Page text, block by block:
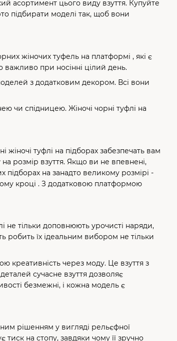
асортимент цього виду взуття. Купуйте
підбирати моделі так, щоб вони
жіночих туфель на платформі , які є
важливо при носінні цілий день.
з додатковим декором. Всі вони
чи спідницею. Жіночі чорні туфлі на
туфлі на підборах забезпечать вам
розмір взуття. Якщо ви не впевнені,
на занадто великому розмірі -
кроці . З додатковою платформою
не тільки доповнюють урочисті наряди,
робить їх ідеальним вибором не тільки
креативність через моду. Це взуття з
сучасне взуття дозволяє
безмежні, і кожна модель є
рішенням у вигляді рельєфної
на стопу, завдяки чому її зручно